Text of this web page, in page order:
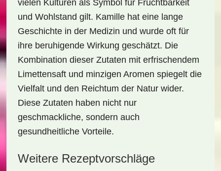
vielen Kulturen als Symbol für Fruchtbarkeit
und Wohlstand gilt. Kamille hat eine lange
Geschichte in der Medizin und wurde oft für
ihre beruhigende Wirkung geschätzt. Die
Kombination dieser Zutaten mit erfrischendem
Limettensaft und minzigen Aromen spiegelt die
Vielfalt und den Reichtum der Natur wider.
Diese Zutaten haben nicht nur
geschmackliche, sondern auch
gesundheitliche Vorteile.
Weitere Rezeptvorschläge